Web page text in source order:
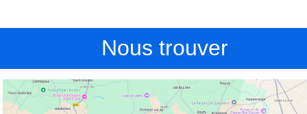
Nous trouver